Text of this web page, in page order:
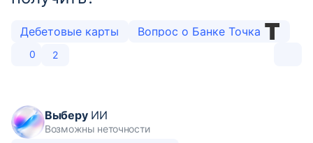
Дебетовые карты Вопрос о Банке Точка
0 2
ВыберуИИ
Возможны неточности